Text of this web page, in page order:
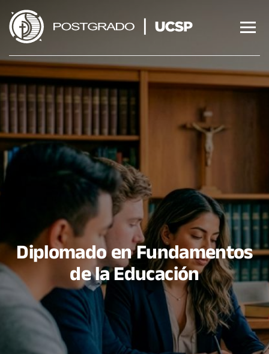
contenido
Diplomado en Fundamentos
de la Educación